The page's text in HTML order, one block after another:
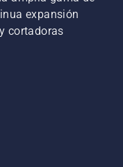
expansión
cortadoras